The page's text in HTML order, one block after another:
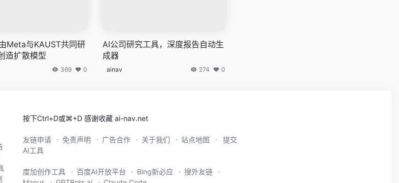
Meta与KAUST共同研
造扩散模型
369 0
AI公司研究工具，深度报告自动生
成器
ainav 274 0
按下Ctrl+D或⌘+D 感谢收藏 ai-nav.net
友链申请 免责声明 广告合作 关于我们 站点地图
提交
AI工具
度加创作工具 百度AI开放平台 Bing新必应
搜外友链